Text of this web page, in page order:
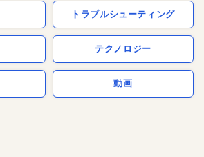
トラブルシューティング
テクノロジー
動画